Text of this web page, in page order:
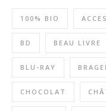
100% BIO
BD BEAU LIVRE
BLU-RAY
CHOCOLAT